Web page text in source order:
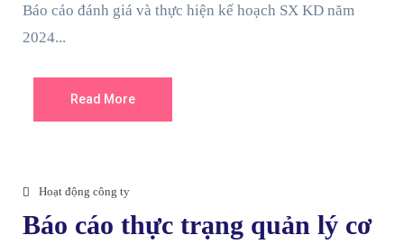
Báo cáo đánh giá và thực hiện kế hoạch SX KD năm
2024...
Read More
Hoạt động công ty
Báo cáo thực trạng quản lý cơ